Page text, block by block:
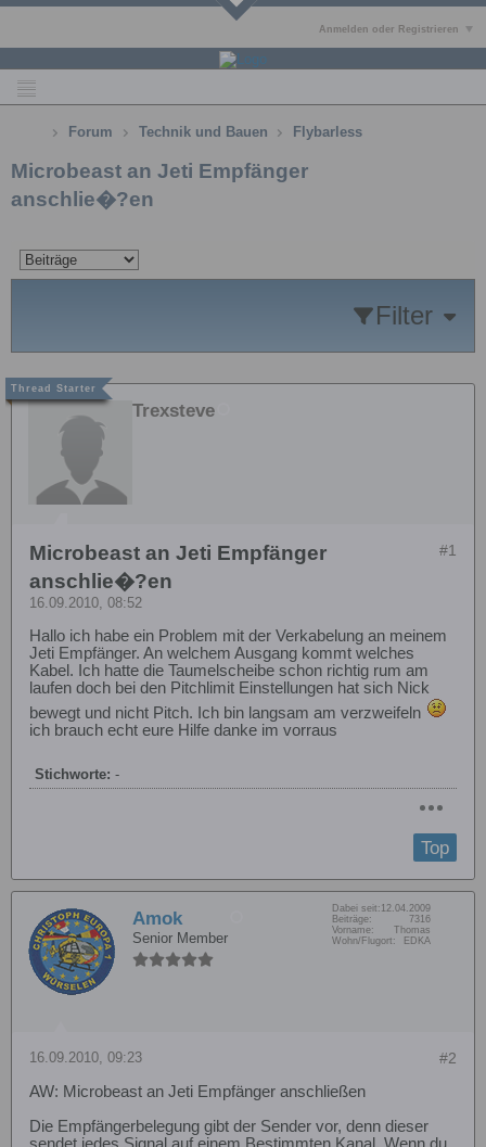
Anmelden oder Registrieren
Forum Technik und Bauen Flybarless
Microbeast an Jeti Empfänger
anschlie�?en
Filter
Trexsteve
#1
Microbeast an Jeti Empfänger
anschlie�?en
16.09.2010, 08:52
Hallo ich habe ein Problem mit der Verkabelung an meinem
Jeti Empfänger. An welchem Ausgang kommt welches
Kabel. Ich hatte die Taumelscheibe schon richtig rum am
laufen doch bei den Pitchlimit Einstellungen hat sich Nick
bewegt und nicht Pitch. Ich bin langsam am verzweifeln
ich brauch echt eure Hilfe danke im vorraus
Stichworte: -
Top
Amok
Senior Member
Dabei seit: 12.04.2009
Beiträge:
7316
Vorname:
Thomas
Wohn/Flugort:
EDKA
#2
16.09.2010, 09:23
AW: Microbeast an Jeti Empfänger anschließen
Die Empfängerbelegung gibt der Sender vor, denn dieser
sendet jedes Signal auf einem Bestimmten Kanal. Wenn du